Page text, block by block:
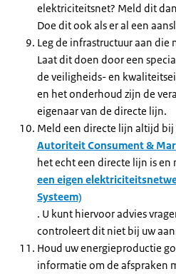
elektriciteitsnet? Meld dit
Doe dit ook als er al een
Leg de infrastructuur aan
Laat dit doen door een
de veiligheids- en
en het onderhoud zijn de
eigenaar van de directe lijn.
Meld een directe lijn altijd bij
Autoriteit Consument &
het echt een directe lijn is en
een eigen
Systeem)
. U kunt hiervoor advies
controleert dit niet bij uw
Houd uw energieproductie
informatie om de afspraken